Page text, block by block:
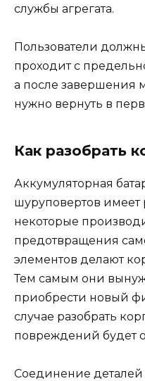
службы агрегата.
Пользователи
проходит с
а после завершения
нужно вернуть в
Как разобрать
Аккумуляторная
шуруповертов имеет
некоторые
предотвращения
элементов делают
Тем самым они
приобрести новый
случае разобрать
повреждений будет
Соединение деталей